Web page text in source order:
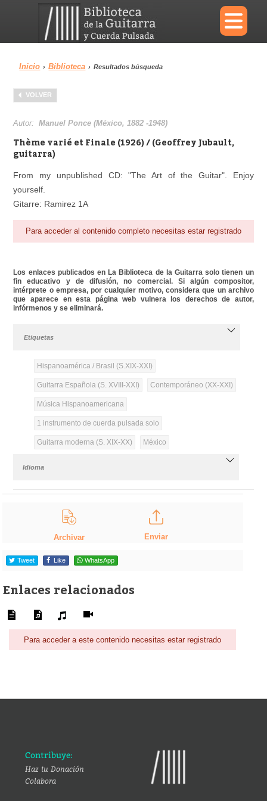
×
Menu
Biblioteca
Área personal
Inicio › Biblioteca › Resultados búsqueda
VOLVER
Autor:Manuel Ponce (México, 1882 -1948)
Thè­me varié et Fina­le (1926) / (Geoffrey Jubault,
guitarra)
From my unpublished CD: "The Art of the Guitar". Enjoy
yourself.
Gitarre: Ramirez 1A
Para acceder al contenido completo necesitas estar registrado
Los enlaces publicados en La Biblioteca de la Guitarra solo tienen un
fin educativo y de difusión, no comercial. Si algún compositor,
intérprete o empresa, por cualquier motivo, considera que un archivo
que aparece en esta página web vulnera los derechos de autor,
infórmenos y se eliminará.
Etiquetas
Hispanoamérica / Brasil (S.XIX-XXI)
Guitarra Española (S. XVIII-XXI) Contemporáneo (XX-XXI)
Música Hispanoamericana
1 instrumento de cuerda pulsada solo
Guitarra moderna (S. XIX-XX) México
Idioma
Archivar Enviar
Tweet Like WhatsApp
Enlaces relacionados
Para acceder a este contenido necesitas estar registrado
Contribuye:
Haz tu Donación
Colabora